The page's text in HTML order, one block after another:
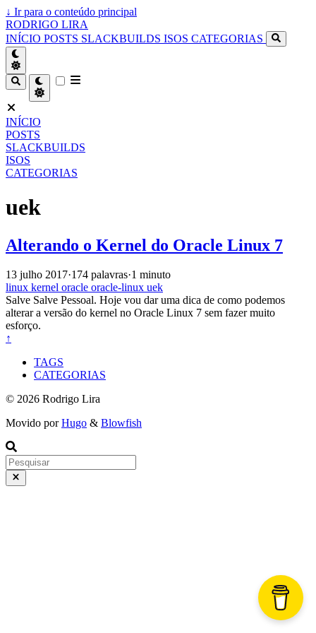
↓ Ir para o conteúdo principal
RODRIGO LIRA
INÍCIO POSTS SLACKBUILDS ISOS CATEGORIAS
INÍCIO
POSTS
SLACKBUILDS
ISOS
CATEGORIAS
uek
Alterando o Kernel do Oracle Linux 7
13 julho 2017·174 palavras·1 minuto
linux kernel oracle oracle-linux uek
Salve Salve Pessoal. Hoje vou dar uma dica de como podemos
alterar a versão do kernel no Oracle Linux 7 sem fazer muito
esforço.
↑
TAGS
CATEGORIAS
© 2026 Rodrigo Lira
Movido porHugo & Blowfish